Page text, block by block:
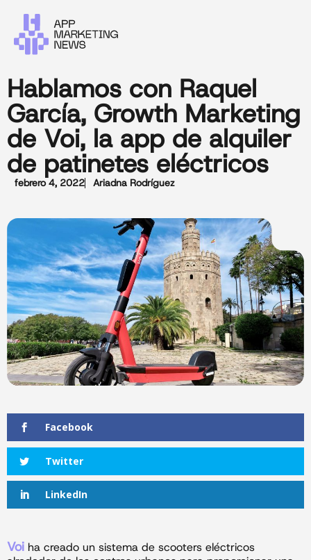
Hablamos con Raquel
García, Growth Marketing
de Voi, la app de alquiler
de patinetes eléctricos
febrero 4, 2022 Ariadna Rodríguez
Facebook
Twitter
LinkedIn
Voi ha creado un sistema de scooters eléctricos